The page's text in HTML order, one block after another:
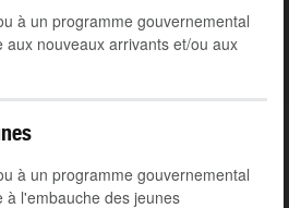
à un programme gouvernemental
nouveaux arrivants et/ou aux
à un programme gouvernemental
l'embauche des jeunes